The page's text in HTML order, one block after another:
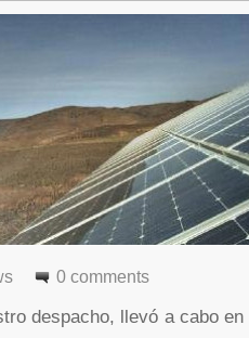
0 comments
despacho, llevó a cabo